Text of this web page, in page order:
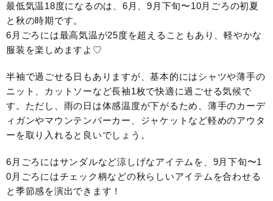
最低気温18度になるのは、6月、9月下旬〜10月ごろの初夏
と秋の時期です。
6月ごろには最高気温が25度を超えることもあり、軽やかな
服装を楽しめますよ♡
半袖で過ごせる日もありますが、基本的にはシャツや薄手の
ニット、カットソーなど長袖1枚で快適に過ごせる気候で
す。ただし、雨の日は体感温度が下がるため、薄手のカーデ
ィガンやマウンテンパーカー、ジャケットなど軽めのアウタ
ーを取り入れると良いでしょう。
6月ごろにはサンダルなど涼しげなアイテムを、9月下旬〜1
0月ごろにはチェック柄などの秋らしいアイテムを合わせる
と季節感を演出できます！